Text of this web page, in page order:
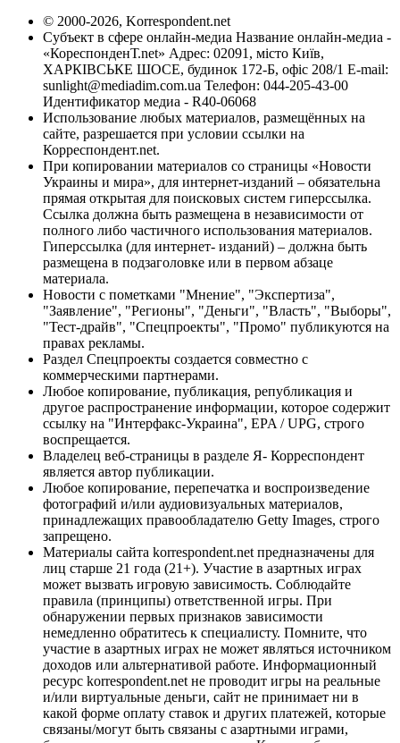
© 2000-2026, Korrespondent.net
Субъект в сфере онлайн-медиа Название онлайн-медиа -
«КореспонденТ.net» Адрес: 02091, місто Київ,
ХАРКІВСЬКЕ ШОСЕ, будинок 172-Б, офіс 208/1 E-mail:
sunlight@mediadim.com.ua Телефон: 044-205-43-00
Идентификатор медиа - R40-06068
Использование любых материалов, размещённых на
сайте, разрешается при условии ссылки на
Корреспондент.net.
При копировании материалов со страницы «Новости
Украины и мира», для интернет-изданий – обязательна
прямая открытая для поисковых систем гиперссылка.
Ссылка должна быть размещена в независимости от
полного либо частичного использования материалов.
Гиперссылка (для интернет- изданий) – должна быть
размещена в подзаголовке или в первом абзаце
материала.
Новости с пометками "Мнение", "Экспертиза",
"Заявление", "Регионы", "Деньги", "Власть", "Выборы",
"Тест-драйв", "Спецпроекты", "Промо" публикуются на
правах рекламы.
Раздел Спецпроекты создается совместно с
коммерческими партнерами.
Любое копирование, публикация, републикация и
другое распространение информации, которое содержит
ссылку на "Интерфакс-Украина", EPA / UPG, строго
воспрещается.
Владелец веб-страницы в разделе Я- Корреспондент
является автор публикации.
Любое копирование, перепечатка и воспроизведение
фотографий и/или аудиовизуальных материалов,
принадлежащих правообладателю Getty Images, строго
запрещено.
Материалы сайта korrespondent.net предназначены для
лиц старше 21 года (21+). Участие в азартных играх
может вызвать игровую зависимость. Соблюдайте
правила (принципы) ответственной игры. При
обнаружении первых признаков зависимости
немедленно обратитесь к специалисту. Помните, что
участие в азартных играх не может являться источником
доходов или альтернативой работе. Информационный
ресурс korrespondent.net не проводит игры на реальные
и/или виртуальные деньги, сайт не принимает ни в
какой форме оплату ставок и других платежей, которые
связаны/могут быть связаны с азартными играми,